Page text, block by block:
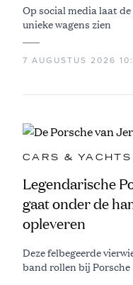
Op social media laat
unieke wagens zien
7 AUGUSTUS 2026
CARS & YACHTS
Legendarische
gaat onder de
opleveren
Deze felbegeerde
band rollen bij Porsche